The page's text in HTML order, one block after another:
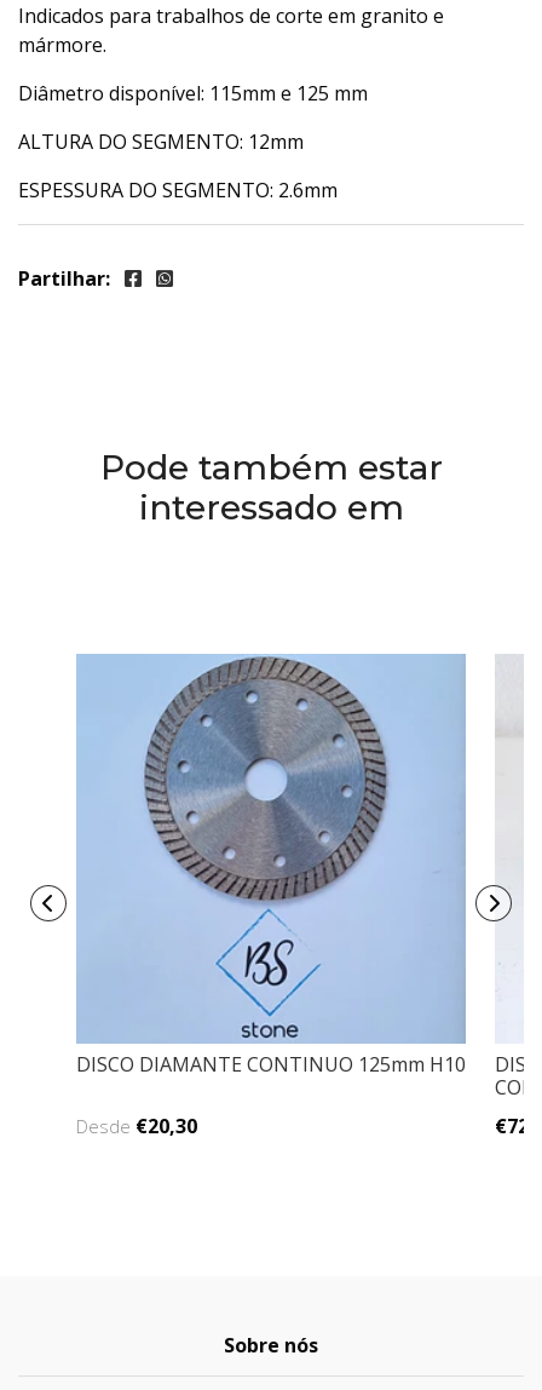
Indicados para trabalhos de corte em granito e
mármore.
Diâmetro disponível: 115mm e 125 mm
ALTURA DO SEGMENTO: 12mm
ESPESSURA DO SEGMENTO: 2.6mm
Partilhar:
Pode também estar
interessado em
DISCO DIAMANTE CONTINUO 125mm H10
Desde €20,30
Sobre nós